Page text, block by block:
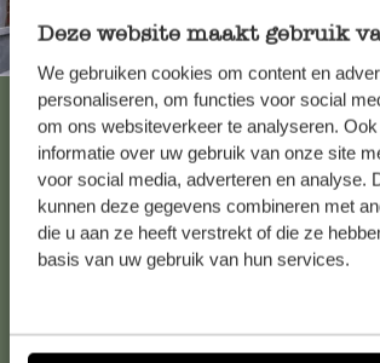
Deze website maakt gebruik
We gebruiken cookies om content en
personaliseren, om functies voor social
om ons websiteverkeer te analyseren.
informatie over uw gebruik van onze site
voor social media, adverteren en analyse.
kunnen deze gegevens combineren met
die u aan ze heeft verstrekt of die ze
basis van uw gebruik van hun services.
Altijd in de buurt
Bekijk alle 62 winkels
Klantenservice
Voor vragen, tips of hulp kun je contact
meestgestelde vragen.